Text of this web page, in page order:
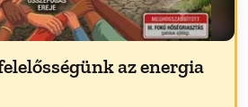
az energia